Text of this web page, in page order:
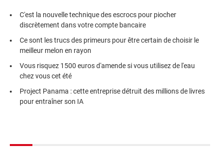
C'est la nouvelle technique des escrocs pour piocher
discrètement dans votre compte bancaire
Ce sont les trucs des primeurs pour être certain de choisir le
meilleur melon en rayon
Vous risquez 1500 euros d'amende si vous utilisez de l'eau
chez vous cet été
Project Panama : cette entreprise détruit des millions de livres
pour entraîner son IA